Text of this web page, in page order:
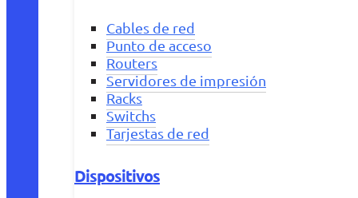
Cables de red
Punto de acceso
Routers
Servidores de impresión
Racks
Switchs
Tarjestas de red
Dispositivos